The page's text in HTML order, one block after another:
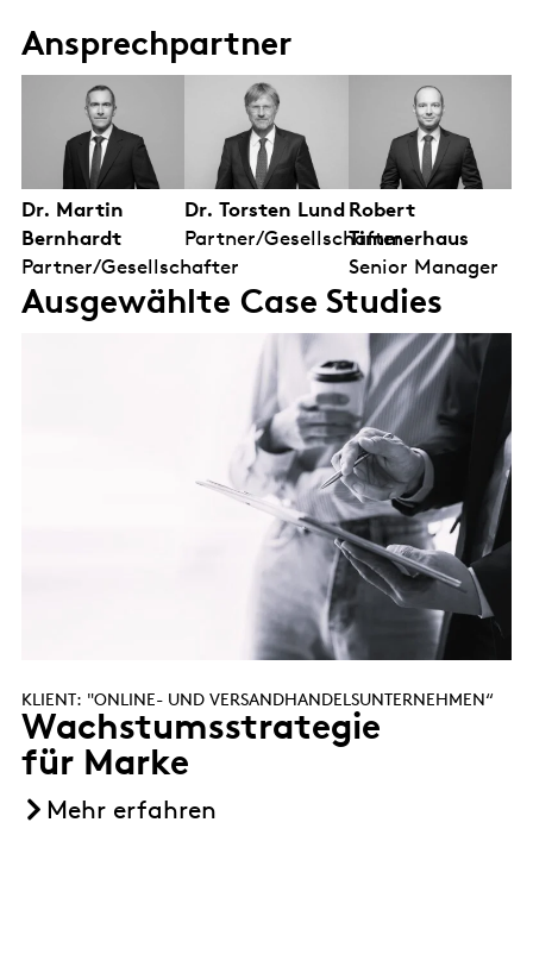
Ansprechpartner
Dr. Martin
Bernhardt
Partner/Gesellschafter
Dr. Torsten Lund
Partner/Gesellschafter
Robert
Timmerhaus
Senior Manager
Ausgewählte Case Studies
KLIENT: "ONLINE- UND VERSANDHANDELSUNTERNEHMEN“
Wachstumsstrategie
für Marke
Mehr erfahren